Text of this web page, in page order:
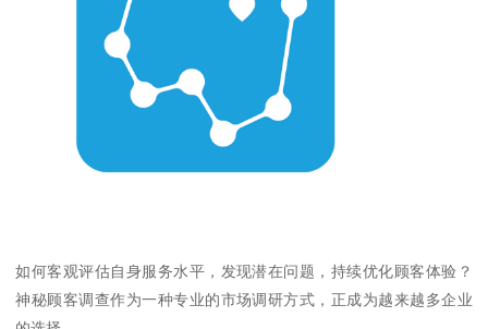
如何客观评估自身服务水平，发现潜在问题，持续优化顾客体验？
神秘顾客调查作为一种专业的市场调研方式，正成为越来越多企业